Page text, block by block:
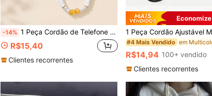
-14% 1 Peça Cordão de Telefone com Contas de Margarida Primavera Ensolarada, Contas de Disco de Argila Macia Branca, Pérola Falsa, Pedra Olho de Gato Amarela, Encantos de Mini Flor, Cordão Amarelo Destacável, Decoração de Pulseira para Celular, Câmera CCD, Bolsa, Acessório Estético Floral Fresco, Presente de Aniversário para Adolescentes
R$15,40
Clientes recorrentes
#4 Mais Vendido
R$14,94 100+ vendido
Clientes recorrentes